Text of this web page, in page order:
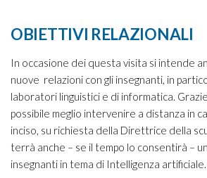
OBIETTIVI RELAZIONALI
In occasione dei questa visita si intende
nuove relazioni con gli insegnanti, in
laboratori linguistici e di informatica.
possibile meglio intervenire a distanza in
inciso, su richiesta della Direttrice della
terrà anche – se il tempo lo consentirà –
insegnanti in tema di Intelligenza artificiale.